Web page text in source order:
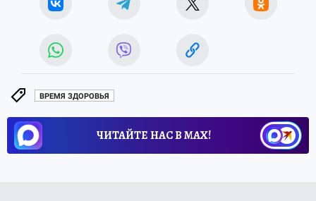
ВРЕМЯ ЗДОРОВЬЯ
ЧИТАЙТЕ НАС В МАХ!